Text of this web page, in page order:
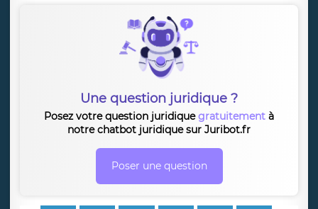
Une question juridique ?
Posez votre question juridiquegratuitement à
notre chatbot juridique sur Juribot.fr
Poser une question